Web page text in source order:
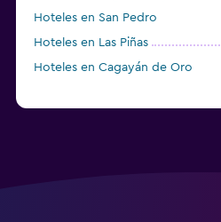
Hoteles en San Pedro
Hoteles en Las Piñas
Hoteles en Cagayán de Oro